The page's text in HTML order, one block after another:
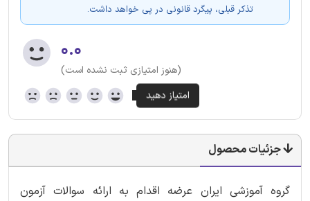
تذکر قبلی، پیگرد قانونی در پی خواهد داشت.
۰.۰
(هنوز امتیازی ثبت نشده است)
جزئیات محصول
گروه آموزشی ایران عرضه اقدام به ارائه سوالات آزمون